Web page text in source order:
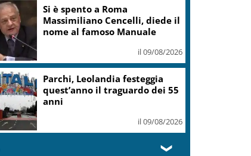
Si è spento a Roma
Massimiliano Cencelli, diede il
nome al famoso Manuale
il 09/08/2026
Parchi, Leolandia festeggia
quest’anno il traguardo dei 55
anni
il 09/08/2026
❯